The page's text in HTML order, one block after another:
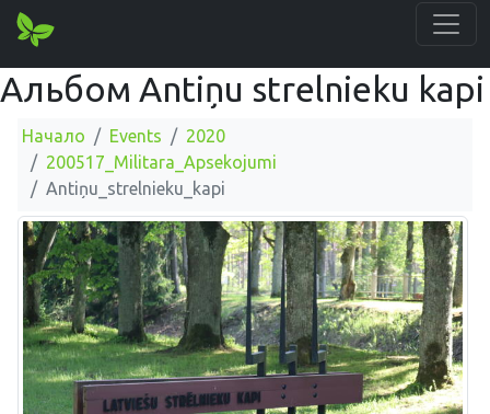
Альбом Antiņu strelnieku kapi
Начало Events
2020
200517_Militara_Apsekojumi
Antiņu_strelnieku_kapi